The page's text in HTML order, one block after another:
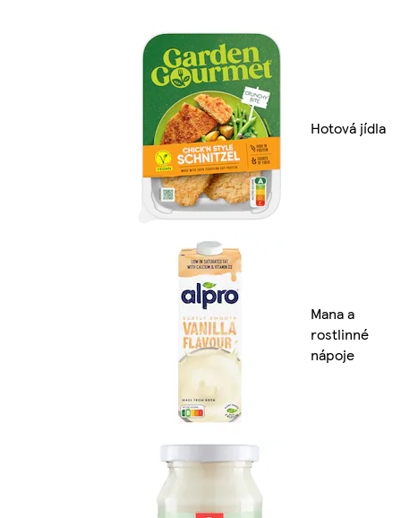
Hotová jídla
Mana a
rostlinné
nápoje